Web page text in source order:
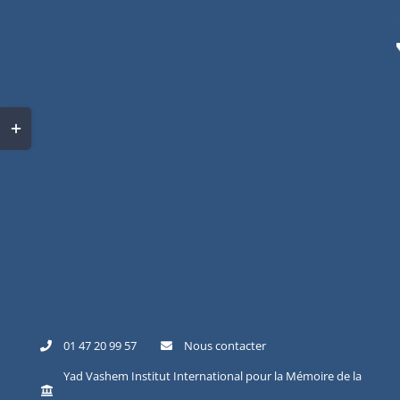
01 47 20 99 57
Nous contacter
Yad Vashem Institut International pour la Mémoire de la
Toggle
Sliding